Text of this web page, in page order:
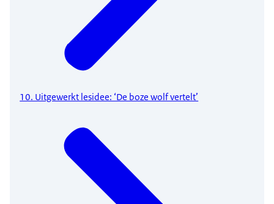
10. Uitgewerkt lesidee: ‘De boze wolf vertelt’